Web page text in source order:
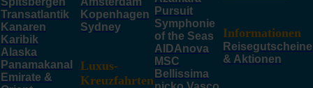
Transatlantik
Kanaren
Karibik
Alaska
Panamakanal
Emirate &
Kopenhagen
Sydney
Luxus-
Kreuzfahrten
Pursuit
Symphonie
of the Seas
AIDAnova
MSC
Bellissima
Informationen
Reisegutscheine
& Aktionen